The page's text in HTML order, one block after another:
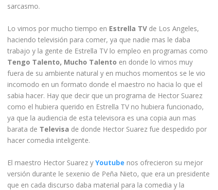
sarcasmo.
Lo vimos por mucho tiempo en Estrella TV de Los Angeles,
haciendo televisión para comer, ya que nadie mas le daba
trabajo y la gente de Estrella TV lo empleo en programas como
Tengo Talento, Mucho Talento en donde lo vimos muy
fuera de su ambiente natural y en muchos momentos se le vio
incomodo en un formato donde el maestro no hacia lo que el
sabia hacer. Hay que decir que un programa de Hector Suarez
como el hubiera querido en Estrella TV no hubiera funcionado,
ya que la audiencia de esta televisora es una copia aun mas
barata de Televisa de donde Hector Suarez fue despedido por
hacer comedia inteligente.
El maestro Hector Suarez y Youtube nos ofrecieron su mejor
versión durante le sexenio de Peña Nieto, que era un presidente
que en cada discurso daba material para la comedia y la